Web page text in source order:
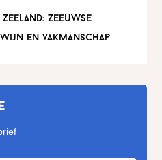
zeeland: zeeuwse
en vakmanschap